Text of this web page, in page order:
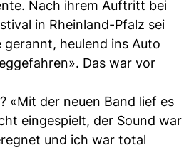
Nach ihrem Auftritt bei
in Rheinland-Pfalz sei
gerannt, heulend ins Auto
Das war vor
«Mit der neuen Band lief es
eingespielt, der Sound war
und ich war total